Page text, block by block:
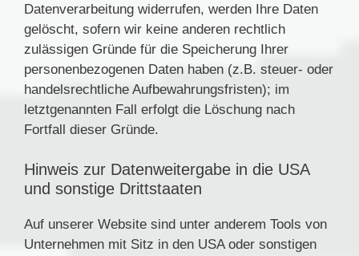
Datenverarbeitung widerrufen, werden Ihre Daten
gelöscht, sofern wir keine anderen rechtlich
zulässigen Gründe für die Speicherung Ihrer
personenbezogenen Daten haben (z.B. steuer- oder
handelsrechtliche Aufbewahrungsfristen); im
letztgenannten Fall erfolgt die Löschung nach
Fortfall dieser Gründe.
Hinweis zur Datenweitergabe in die USA
und sonstige Drittstaaten
Auf unserer Website sind unter anderem Tools von
Unternehmen mit Sitz in den USA oder sonstigen